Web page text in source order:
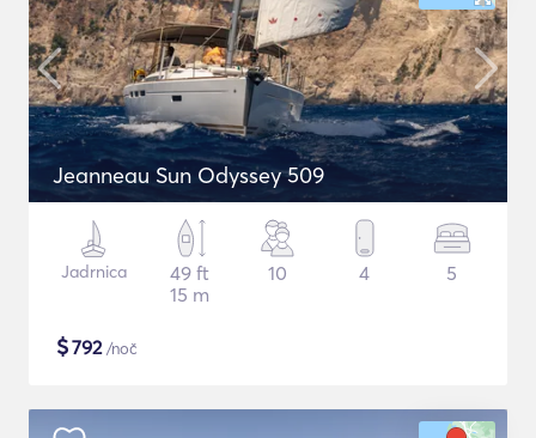
Jeanneau Sun Odyssey 509
Jadrnica
49 ft
15 m
10 4 5
$792/noč